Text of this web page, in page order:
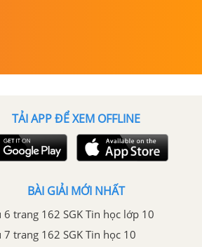
TẢI APP ĐỂ XEM OFFLINE
BÀI GIẢI MỚI NHẤT
6 trang 162 SGK Tin học lớp 10
7 trang 162 SGK Tin học 10